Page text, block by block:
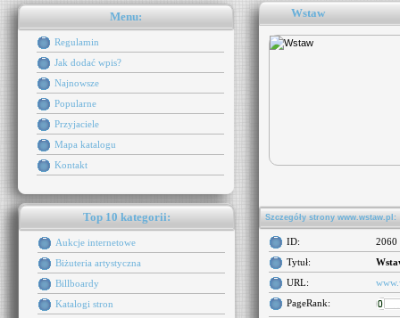
Menu:
Regulamin
Jak dodać wpis?
Najnowsze
Popularne
Przyjaciele
Mapa katalogu
Kontakt
Top 10 kategorii:
Aukcje internetowe
Biżuteria artystyczna
Billboardy
Katalogi stron
Wstaw
Szczegóły strony www.wstaw.pl:
ID:
2060
Tytuł:
URL:
PageRank: